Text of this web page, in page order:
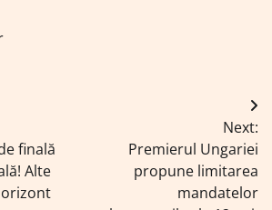
finală
Alte
Next:
Premierul Ungariei
propune limitarea
mandatelor